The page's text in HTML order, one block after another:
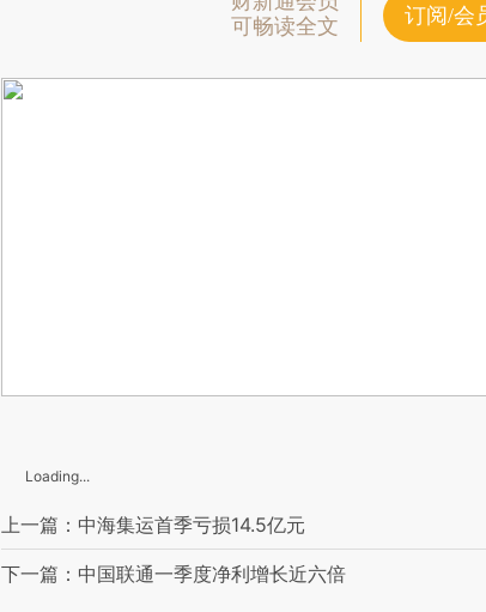
可畅读全文
订阅/会
Loading...
上一篇：中海集运首季亏损14.5亿元
下一篇：中国联通一季度净利增长近六倍